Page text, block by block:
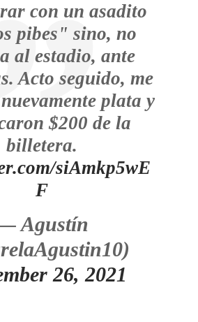
con un asadito
pibes" sino, no
al estadio, ante
Acto seguido, me
plata y
$200 de la
billetera.
siAmkp5wE
F
Agustín
26, 2021